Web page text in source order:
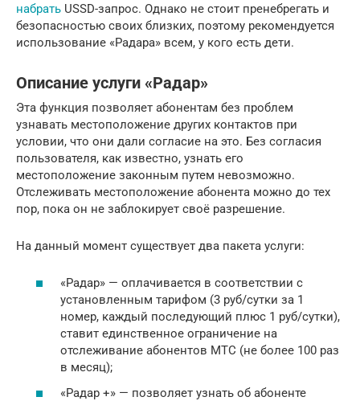
набрать USSD-запрос. Однако не стоит пренебрегать и
безопасностью своих близких, поэтому рекомендуется
использование «Радара» всем, у кого есть дети.
Описание услуги «Радар»
Эта функция позволяет абонентам без проблем
узнавать местоположение других контактов при
условии, что они дали согласие на это. Без согласия
пользователя, как известно, узнать его
местоположение законным путем невозможно.
Отслеживать местоположение абонента можно до тех
пор, пока он не заблокирует своё разрешение.
На данный момент существует два пакета услуги:
«Радар» — оплачивается в соответствии с
установленным тарифом (3 руб/сутки за 1
номер, каждый последующий плюс 1 руб/сутки),
ставит единственное ограничение на
отслеживание абонентов МТС (не более 100 раз
в месяц);
«Радар +» — позволяет узнать об абоненте